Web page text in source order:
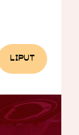
LIPUT